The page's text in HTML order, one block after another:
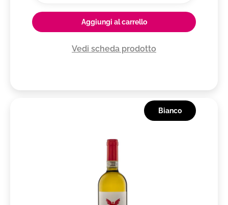
Aggiungi al carrello
Vedi scheda prodotto
Bianco